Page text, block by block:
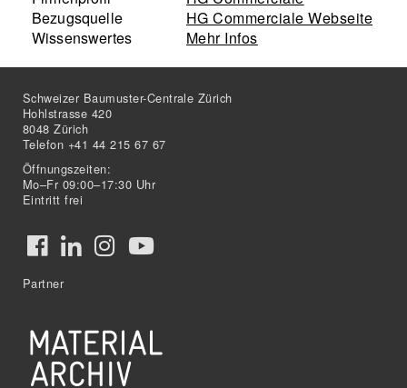
Bezugsquelle
HG Commerciale Webseite
Wissenswertes
Mehr Infos
Schweizer Baumuster-Centrale Zürich
Hohlstrasse 420
8048 Zürich
Telefon +41 44 215 67 67
Öffnungszeiten:
Mo–Fr 09:00–17:30 Uhr
Eintritt frei
Partner